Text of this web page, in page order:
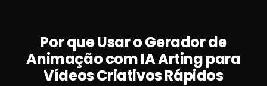
Por que Usar o Gerador de
Animação com IA Arting para
Vídeos Criativos Rápidos